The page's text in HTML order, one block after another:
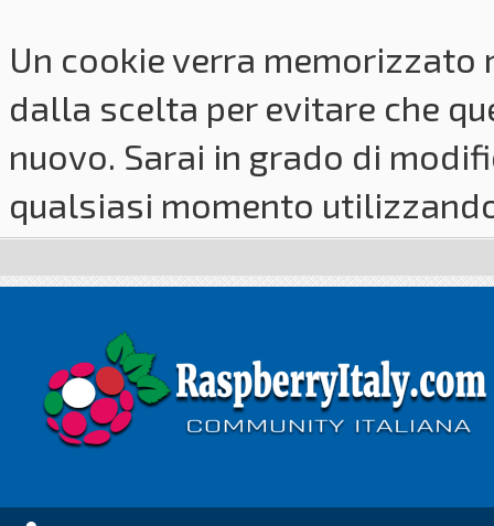
Un cookie verra
dalla scelta per evitare che
nuovo. Sarai in grado di
qualsiasi momento